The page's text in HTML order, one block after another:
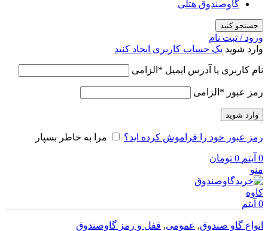
گاوصندوق هتلی
جستجو کنید
ورود / ثبت نام
وارد شوید یک حساب کاربری ایجاد کنید
نام کاربری یا آدرس ایمیل * الزامی
رمز عبور * الزامی
وارد شوید
رمز عبور خود را فراموش کرده اید؟ مرا به خاطر بسپار
0 آیتم 0 تومان
منو
0 آیتم
انواع گاو صندوق, عمومی, قفل و رمز گاوصندوق